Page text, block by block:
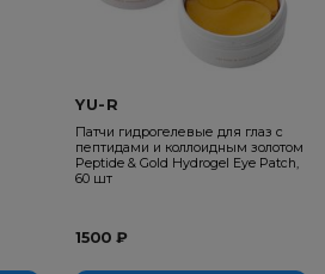
YU-R
Патчи гидрогелевые для глаз с
пептидами и коллоидным золотом
Peptide & Gold Hydrogel Eye Patch,
60 шт
1500 ₽